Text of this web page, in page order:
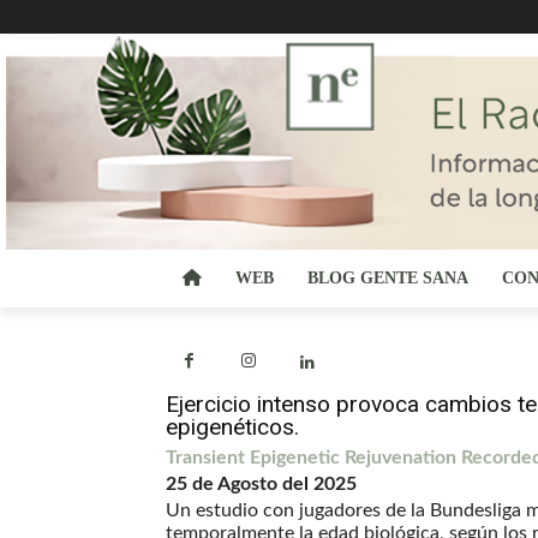
WEB BLOG GENTE SANA
Ejercicio intenso provoca cambios
epigenéticos.
Transient Epigenetic Rejuvenation
25 de Agosto del 2025
Un estudio con jugadores de la Bundesliga
temporalmente la edad biológica, según